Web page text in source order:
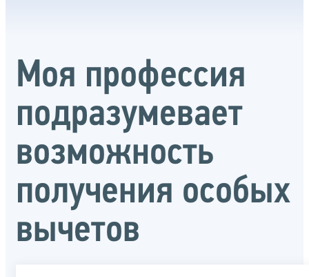
Моя профессия
подразумевает
возможность
получения особых
вычетов